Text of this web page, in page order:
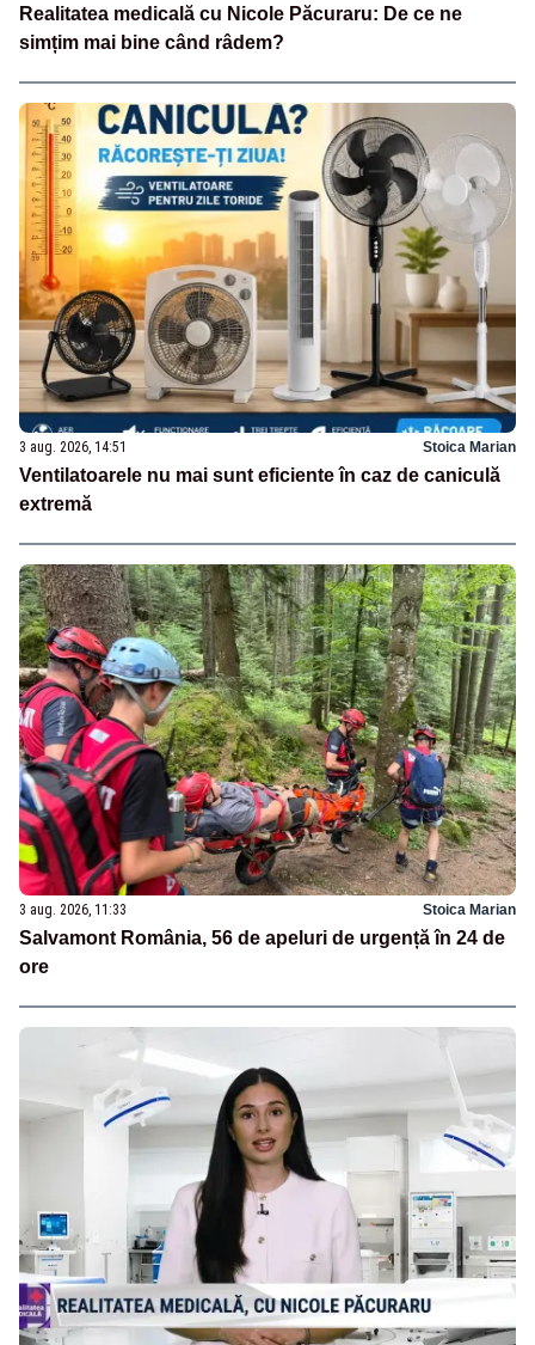
Realitatea medicală cu Nicole Păcuraru: De ce ne
simțim mai bine când râdem?
3 aug. 2026, 14:51 Stoica Marian
Ventilatoarele nu mai sunt eficiente în caz de caniculă
extremă
3 aug. 2026, 11:33 Stoica Marian
Salvamont România, 56 de apeluri de urgență în 24 de
ore